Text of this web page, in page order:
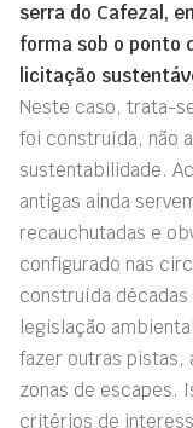
serra do Cafezal,
forma sob o ponto
licitação
Neste caso, trata-
foi construída, não
sustentabilidade.
antigas ainda
recauchutadas e
configurado nas
construída
legislação
fazer outras pistas,
zonas de escapes.
critérios de